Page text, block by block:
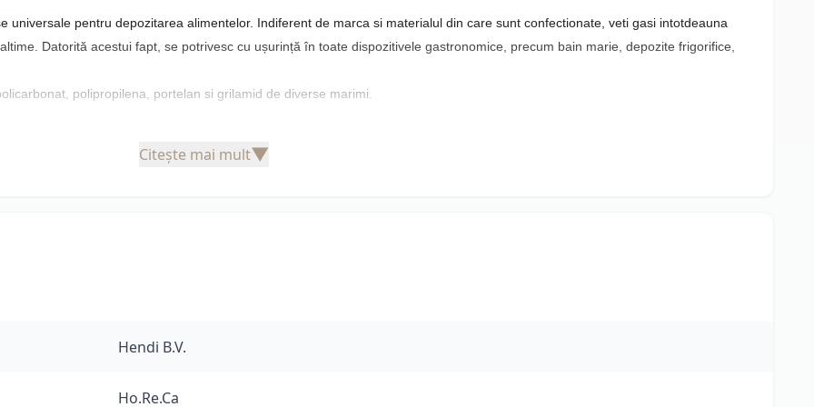
universale pentru depozitarea alimentelor. Indiferent de marca si materialul din care sunt confectionate, veti gasi intotdeauna
Datorită acestui fapt, se potrivesc cu ușurință în toate dispozitivele gastronomice, precum bain marie, depozite frigorifice,
polipropilena, portelan si grilamid de diverse marimi.
lui se pot pune, de exemplu, două recipiente GN 1/2 sau 3 recipiente GN 1/3. Restul îl puteți ajusta în mod similar.
orice tip de aliment dupa folosirea alimentului tava se spala usor si nu are miros de la alimentul depozitat.
Citește mai mult▼
Hendi B.V.
Ho.Re.Ca